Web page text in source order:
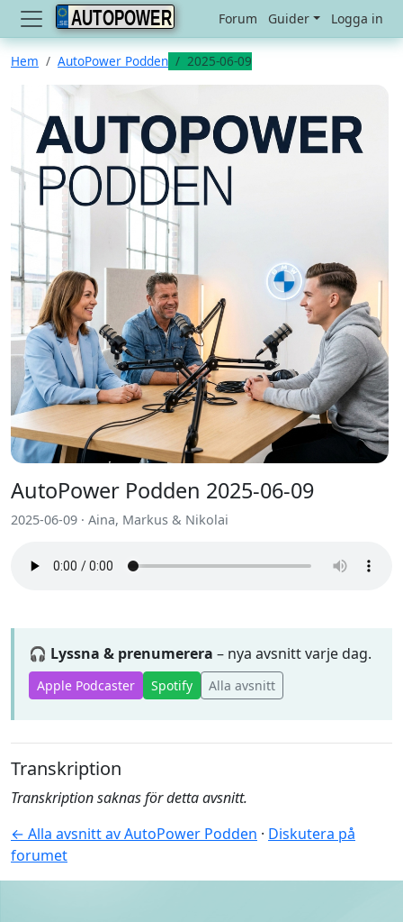
AUTOPOWER Forum Guider Logga in
Hem AutoPower Podden 2025-06-09
AutoPower Podden 2025-06-09
2025-06-09 · Aina, Markus & Nikolai
🎧 Lyssna & prenumerera – nya avsnitt varje dag.
Apple Podcaster Spotify Alla avsnitt
Transkription
Transkription saknas för detta avsnitt.
← Alla avsnitt av AutoPower Podden · Diskutera på
forumet